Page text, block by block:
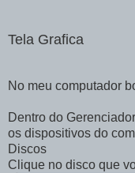
Tela Grafica
No meu computador
Dentro do
os dispositivos do
Discos
Clique no disco que